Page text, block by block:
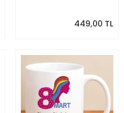
449,00 TL